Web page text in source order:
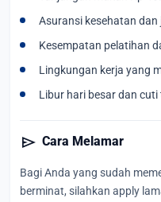
Asuransi kesehatan dan
Kesempatan pelatihan
Lingkungan kerja yang
Libur hari besar dan
send Cara Melamar
Bagi Anda yang sudah
berminat, silahkan apply